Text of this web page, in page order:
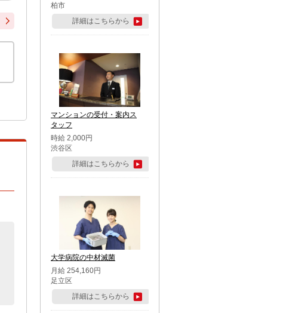
柏市
詳細はこちらから
マンションの受付・案内ス
タッフ
時給 2,000円
渋谷区
詳細はこちらから
大学病院の中材滅菌
月給 254,160円
足立区
詳細はこちらから